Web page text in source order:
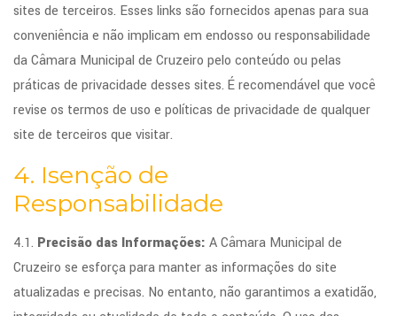
sites de terceiros. Esses links são fornecidos apenas para sua
conveniência e não implicam em endosso ou responsabilidade
da Câmara Municipal de Cruzeiro pelo conteúdo ou pelas
práticas de privacidade desses sites. É recomendável que você
revise os termos de uso e políticas de privacidade de qualquer
site de terceiros que visitar.
4. Isenção de
Responsabilidade
4.1. Precisão das Informações: A Câmara Municipal de
Cruzeiro se esforça para manter as informações do site
atualizadas e precisas. No entanto, não garantimos a exatidão,